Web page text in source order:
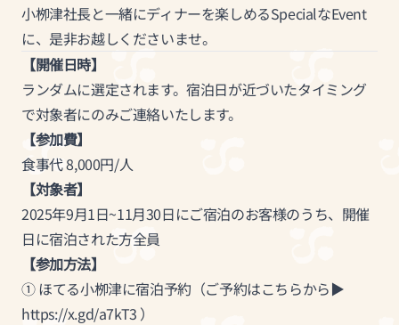
小栁津社長と一緒にディナーを楽しめるSpecialなEvent
に、是非お越しくださいませ。
【開催日時】
ランダムに選定されます。宿泊日が近づいたタイミング
で対象者にのみご連絡いたします。
【参加費】
食事代 8,000円/人
【対象者】
2025年9月1日~11月30日にご宿泊のお客様のうち、開催
日に宿泊された方全員
【参加方法】
① ほてる小栁津に宿泊予約（ご予約はこちらから▶️
https://x.gd/a7kT3 ）